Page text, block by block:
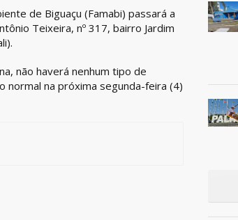
de Biguaçu (Famabi) passará a
Teixeira, nº 317, bairro Jardim
não haverá nenhum tipo de
na próxima segunda-feira (4)